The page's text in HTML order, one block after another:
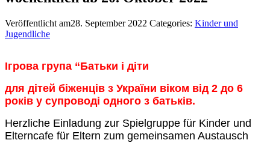
Veröffentlicht am28. September 2022 Categories: Kinder und
Jugendliche
Ігрова група “Батьки і діти
для дітей біженців з України віком від 2 до 6
років у супроводі одного з батьків.
Herzliche Einladung zur Spielgruppe für Kinder und
Elterncafe für Eltern zum gemeinsamen Austausch